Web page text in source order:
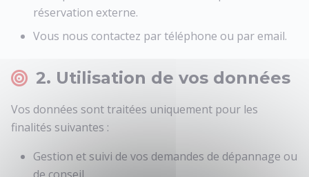
réservation externe.
Vous nous contactez par téléphone ou par email.
2. Utilisation de vos données
Vos données sont traitées uniquement pour les
finalités suivantes :
Gestion et suivi de vos demandes de dépannage ou